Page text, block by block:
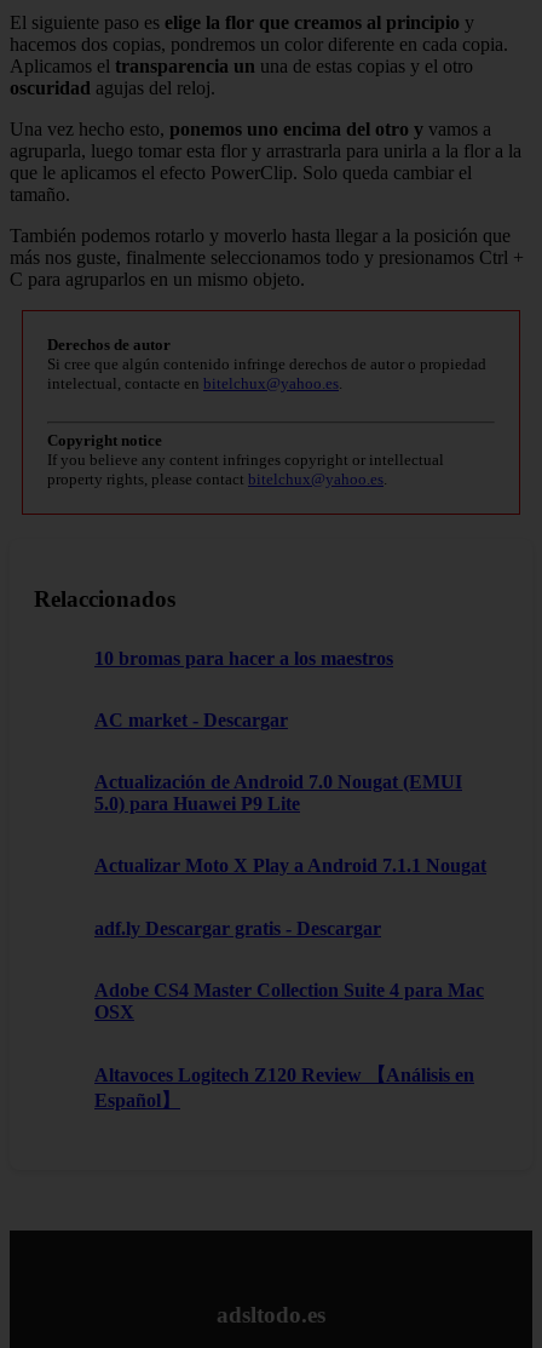
El siguiente paso es elige la flor que creamos al principio y
hacemos dos copias, pondremos un color diferente en cada copia.
Aplicamos el transparencia un una de estas copias y el otro
oscuridad agujas del reloj.
Una vez hecho esto, ponemos uno encima del otro y vamos a
agruparla, luego tomar esta flor y arrastrarla para unirla a la flor a la
que le aplicamos el efecto PowerClip. Solo queda cambiar el
tamaño.
También podemos rotarlo y moverlo hasta llegar a la posición que
más nos guste, finalmente seleccionamos todo y presionamos Ctrl +
C para agruparlos en un mismo objeto.
Derechos de autor
Si cree que algún contenido infringe derechos de autor o propiedad
intelectual, contacte en bitelchux@yahoo.es.
Copyright notice
If you believe any content infringes copyright or intellectual
property rights, please contact bitelchux@yahoo.es.
Relaccionados
10 bromas para hacer a los maestros
AC market - Descargar
Actualización de Android 7.0 Nougat (EMUI
5.0) para Huawei P9 Lite
Actualizar Moto X Play a Android 7.1.1 Nougat
adf.ly Descargar gratis - Descargar
Adobe CS4 Master Collection Suite 4 para Mac
OSX
Altavoces Logitech Z120 Review 【Análisis en
Español】
adsltodo.es